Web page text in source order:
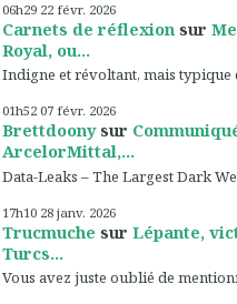
06h29 22 févr. 2026
Carnets de réflexion sur
Royal, ou...
Indigne et révoltant, mais typique
01h52 07 févr. 2026
Brettdoonysur
ArcelorMittal,...
Data-Leaks – The Largest Dark
17h10 28 janv. 2026
Trucmuche sur Lépante,
Turcs...
Vous avez juste oublié de